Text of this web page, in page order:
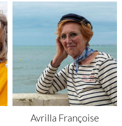
Avrilla Françoise